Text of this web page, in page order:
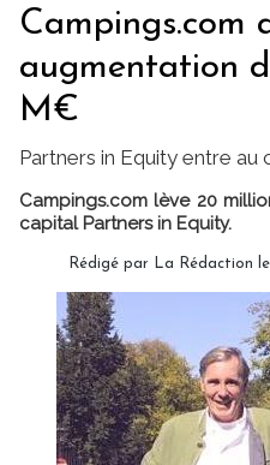
Campings.com
augmentation
M€
Partners in Equity entre au
Campings.com lève 20
capital Partners in Equity.
Rédigé par La Rédaction